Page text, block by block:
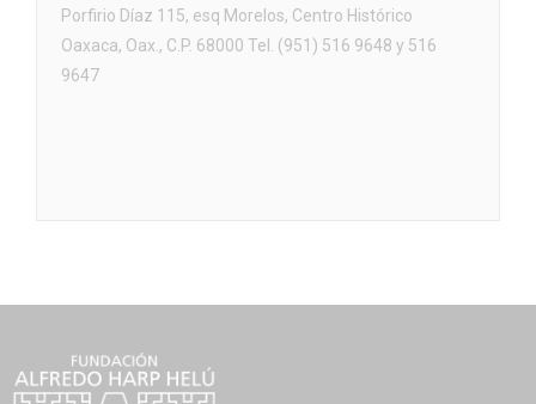
Porfirio Díaz 115, esq Morelos, Centro Histórico
Oaxaca, Oax., C.P. 68000 Tel. (951) 516 9648 y 516
9647